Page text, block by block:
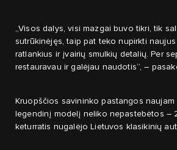
„Visos dalys, visi mazgai buvo tikri, tik
sutrūkinėjęs, taip pat teko nupirkti
ratlankius ir įvairių smulkių detalių. Per
restauravau ir galėjau naudotis“, –
Kruopščios savininko pastangos naujam
legendinį modelį neliko nepastebėtos –
keturratis nugalėjo Lietuvos klasikinių